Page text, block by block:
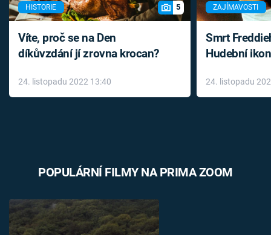
HISTORIE 5
Víte, proč se na Den
díkůvzdání jí zrovna krocan?
24. listopadu 2022 13:40
ZAJÍMAVOSTI
Smrt
Hudební
léky
24. listopadu
POPULÁRNÍ FILMY NA PRIMA ZOOM